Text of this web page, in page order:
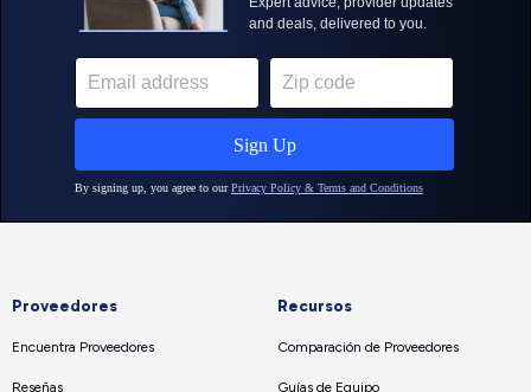
Proveedores
Encuentra Proveedores
Reseñas
Recursos
Comparación de Proveedores
Guías de Equipo